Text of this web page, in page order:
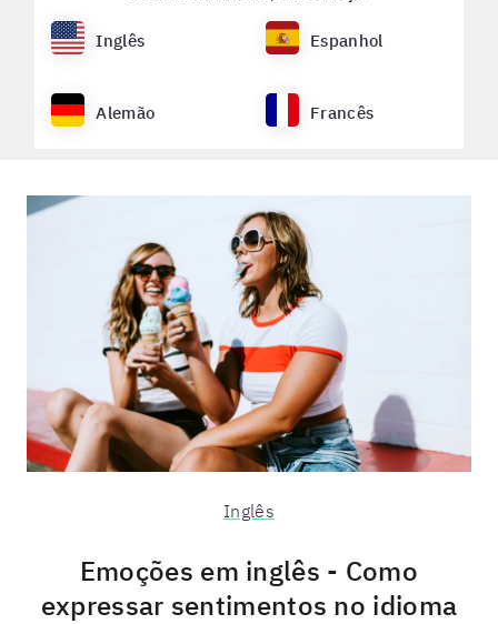
Inglês Espanhol
Alemão Francês
Inglês
Emoções em inglês - Como
expressar sentimentos no idioma